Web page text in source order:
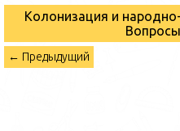
Колонизация и
Вопросы
← Предыдущий